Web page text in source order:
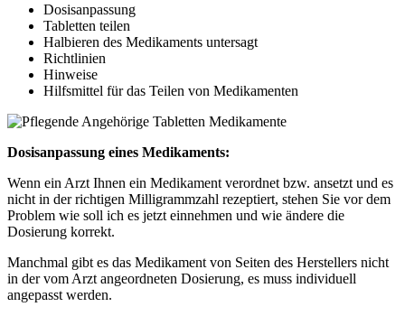
Dosisanpassung
Tabletten teilen
Halbieren des Medikaments untersagt
Richtlinien
Hinweise
Hilfsmittel für das Teilen von Medikamenten
Dosisanpassung eines Medikaments:
Wenn ein Arzt Ihnen ein Medikament verordnet bzw. ansetzt und es
nicht in der richtigen Milligrammzahl rezeptiert, stehen Sie vor dem
Problem wie soll ich es jetzt einnehmen und wie ändere die
Dosierung korrekt.
Manchmal gibt es das Medikament von Seiten des Herstellers nicht
in der vom Arzt angeordneten Dosierung, es muss individuell
angepasst werden.